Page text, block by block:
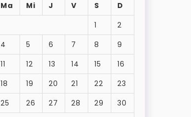
Ma Mi J V S
D
1
2
4 5 6 7 8
9
11 12 13 14 15
16
18 19 20 21 22
23
25 26 27 28 29
30